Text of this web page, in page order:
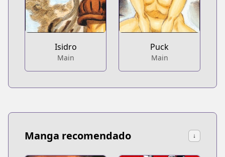
Isidro
Main
Puck
Main
Manga recomendado ↓